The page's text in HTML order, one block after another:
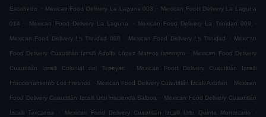
Escobedo . Mexican Food Delivery La Laguna 003 . Mexican Food Delivery La Laguna
014 . Mexican Food Delivery La Laguna . Mexican Food Delivery La Trinidad 009 .
Mexican Food Delivery La Trinidad 008 . Mexican Food Delivery La Trinidad . Mexican
Food Delivery Cuautitlán Izcalli Adolfo López Mateos Issemym . Mexican Food Delivery
Cuautitlán Izcalli Colonial del Tepeyac . Mexican Food Delivery Cuautitlán Izcalli
Fraccionamiento Los Fresnos . Mexican Food Delivery Cuautitlán Izcalli Axotlan . Mexican
Food Delivery Cuautitlán Izcalli Urbi Hacienda Balboa . Mexican Food Delivery Cuautitlán
Izcalli Texcacoa . Mexican Food Delivery Cuautitlán Izcalli Urbi Quinta Montecarlo .